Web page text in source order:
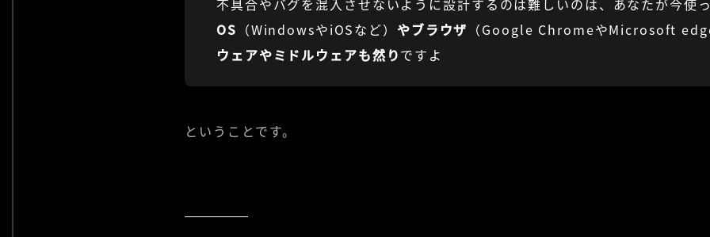
不具合やバグを混入させないように設計するのは難しいのは、あなたが今使
OS （WindowsやiOSなど） やブラウザ （Google ChromeやMicrosoft
ウェアやミドルウェアも然りですよ
ということです。